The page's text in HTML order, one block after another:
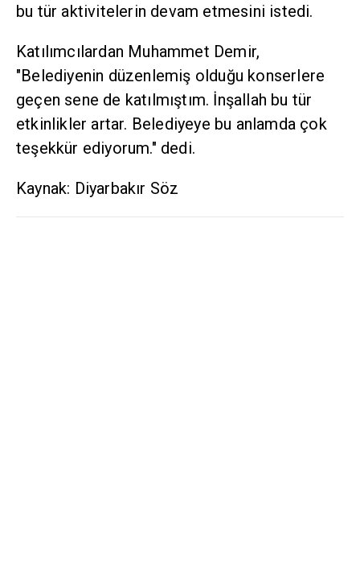
bu tür aktivitelerin devam etmesini istedi.
Katılımcılardan Muhammet Demir,
"Belediyenin düzenlemiş olduğu konserlere
geçen sene de katılmıştım. İnşallah bu tür
etkinlikler artar. Belediyeye bu anlamda çok
teşekkür ediyorum." dedi.
Kaynak: Diyarbakır Söz